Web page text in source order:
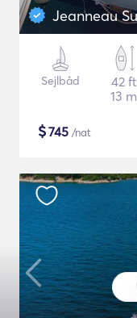
Jeanneau
Sejlbåd
42 ft
13 m
$745 /nat